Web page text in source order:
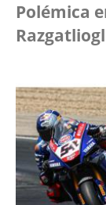
Polémica